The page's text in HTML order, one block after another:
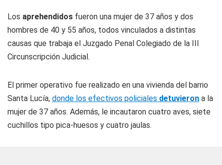
Los aprehendidos fueron una mujer de 37 años y dos
hombres de 40 y 55 años, todos vinculados a distintas
causas que trabaja el Juzgado Penal Colegiado de la III
Circunscripción Judicial.
El primer operativo fue realizado en una vivienda del barrio
Santa Lucía, donde los efectivos policiales detuvieron a la
mujer de 37 años. Además, le incautaron cuatro aves, siete
cuchillos tipo pica-huesos y cuatro jaulas.